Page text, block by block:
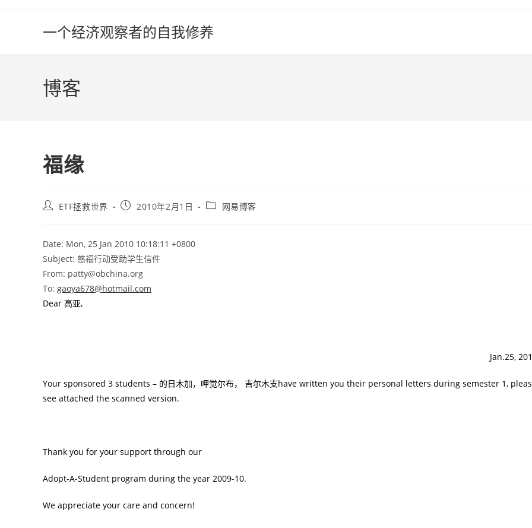
一个经济观察者的自我修养
博客
福缘
PostETF拯救世界
Post2010年2月1日
Post网易博客
Date: Mon, 25 Jan 2010 10:18:11 +0800
Subject: 慈福行动受助学生信件
From: patty@obchina.org
To: gaoya678@hotmail.com
Dear 高亚,
Jan.25,
Your sponsored 3 students – 的日木加，呷觉尔布， 吉尔木支have written you their personal letters during semester 1,
see attached the scanned version.
Thank you for your support through our
Adopt-A-Student program during the year 2009-10.
We appreciate your care and concern!